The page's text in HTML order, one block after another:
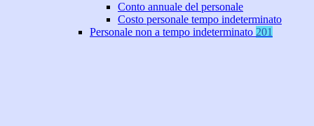
Conto annuale del personale
Costo personale tempo indeterminato
Personale non a tempo indeterminato 201